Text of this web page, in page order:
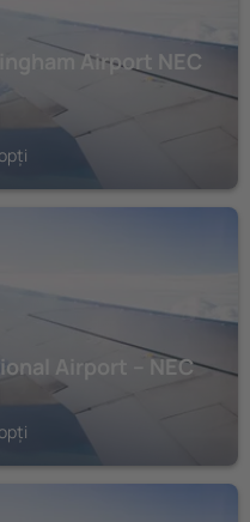
Airport NEC
Airport – NEC